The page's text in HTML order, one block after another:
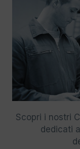
Scopri i nostri
dedicati